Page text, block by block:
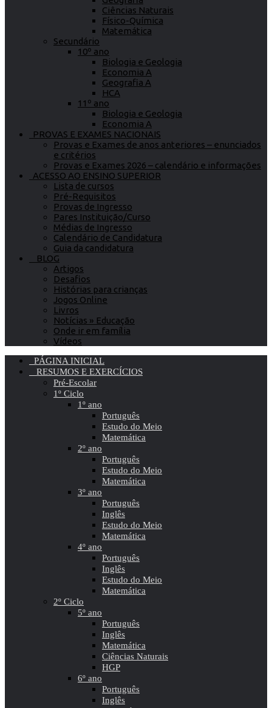
Ciências Naturais
Físico-Química
Matemática
Secundário
10º ano
Biologia e Geologia
Economia A
Geografia A
HCA
11º ano
Biologia e Geologia
Economia A
PROVAS E EXAMES NACIONAIS
Provas e Exames de anos anteriores – enunciados
e critérios
Provas e Exames 2026 – calendário e informações
ACESSO AO ENSINO SUPERIOR
Lista de cursos
Pré-Requisitos
Provas de Ingresso
Pares Instituição/Curso
Médias de Ingresso
Calendário de Candidatura
Guia da candidatura
BLOG
Artigos
Desafios
Histórias para crianças
Jogos Online
Livros
Notícias » Educação
Onde ir em família
Vídeos
PÁGINA INICIAL
RESUMOS E EXERCÍCIOS
Pré-Escolar
1º Ciclo
1º ano
Português
Estudo do Meio
Matemática
2º ano
Português
Estudo do Meio
Matemática
3º ano
Português
Inglês
Estudo do Meio
Matemática
4º ano
Português
Inglês
Estudo do Meio
Matemática
2º Ciclo
5º ano
Português
Inglês
Matemática
Ciências Naturais
HGP
6º ano
Português
Inglês